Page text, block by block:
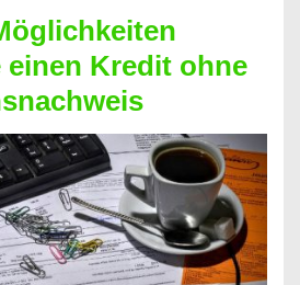
einen Kredit ohne